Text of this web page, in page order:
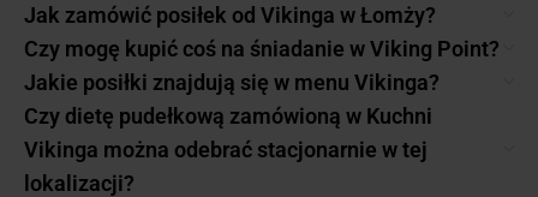
Jak zamówić posiłek od Vikinga w Łomży?
Czy mogę kupić coś na śniadanie w Viking Point?
Jakie posiłki znajdują się w menu Vikinga?
Czy dietę pudełkową zamówioną w Kuchni
Vikinga można odebrać stacjonarnie w tej
lokalizacji?